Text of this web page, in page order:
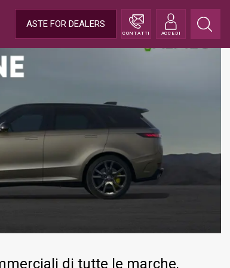
ASTE FOR DEALERS
CONTATTI ACCEDI
di tutte le marche,